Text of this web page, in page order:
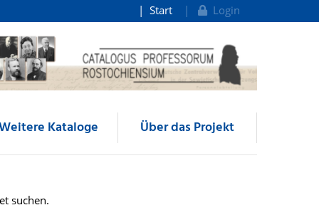
Start Login
Kataloge Über das Projekt
suchen.